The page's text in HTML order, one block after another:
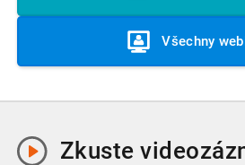
Všechny
Zkuste